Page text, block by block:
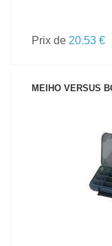
Prix de 20.53 €
MEIHO VERSUS